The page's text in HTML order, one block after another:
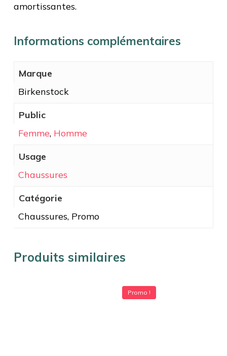
amortissantes.
Informations complémentaires
Marque
Birkenstock
Public
Femme, Homme
Usage
Chaussures
Catégorie
Chaussures, Promo
Produits similaires
Promo !